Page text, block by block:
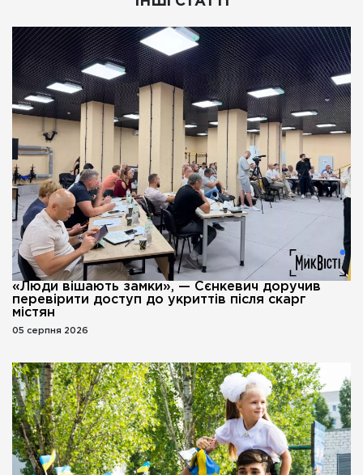
«Люди вішають замки», — Сєнкевич доручив
перевірити доступ до укриттів після скарг
містян
05 серпня 2026